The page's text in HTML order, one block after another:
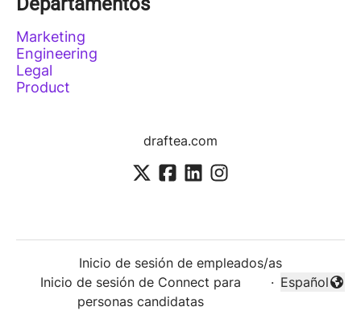
Marketing
Engineering
Legal
Product
draftea.com
Inicio de sesión de empleados/as
Inicio de sesión de Connect para
personas candidatas
·
Cambiar
Español